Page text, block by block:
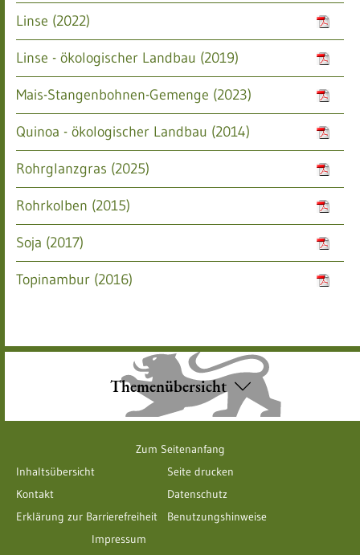
Linse (2022)
Linse - ökologischer Landbau (2019)
Mais-Stangenbohnen-Gemenge (2023)
Quinoa - ökologischer Landbau (2014)
Rohrglanzgras (2025)
Rohrkolben (2015)
Soja (2017)
Topinambur (2016)
Themenübersicht
Zum Seitenanfang
Inhaltsübersicht
Seite drucken
Kontakt
Datenschutz
Erklärung zur Barrierefreiheit
Benutzungshinweise
Impressum